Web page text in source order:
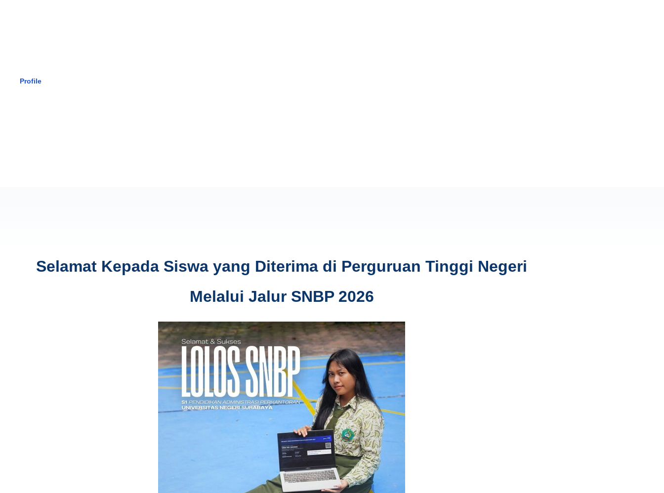
Profile
Selamat Kepada Siswa yang Diterima di Perguruan Tinggi Negeri
Melalui Jalur SNBP 2026